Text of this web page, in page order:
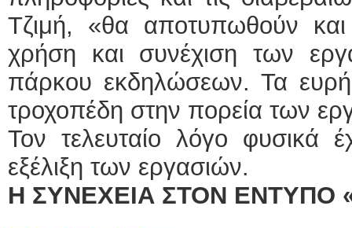
Τζιμή, «θα αποτυπωθούν
χρήση και συνέχιση των
πάρκου εκδηλώσεων. Τα
τροχοπέδη στην πορεία των
Τον τελευταίο λόγο φυσικά
εξέλιξη των εργασιών.
Η ΣΥΝΕΧΕΙΑ ΣΤΟΝ ΕΝΤΥΠΟ